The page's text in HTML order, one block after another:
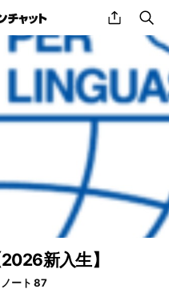
share
新入生】
ノート 87